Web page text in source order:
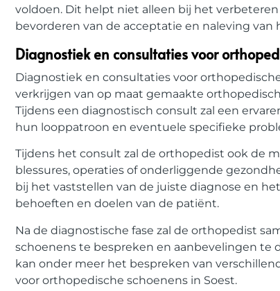
voldoen. Dit helpt niet alleen bij het
bevorderen van de acceptatie en naleving van
Diagnostiek en consultaties voor
Diagnostiek en consultaties voor
verkrijgen van op maat gemaakte
Tijdens een diagnostisch consult zal een
hun looppatroon en eventuele specifieke
Tijdens het consult zal de orthopedist ook de
blessures, operaties of onderliggende
bij het vaststellen van de juiste diagnose en
behoeften en doelen van de patiënt.
Na de diagnostische fase zal de orthopedist
schoenens te bespreken en aanbevelingen te
kan onder meer het bespreken van
voor orthopedische schoenens in Soest.